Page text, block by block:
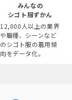
みんなの
シゴト服ずかん
12,000人以上の業界
や職種、シーンなど
のシゴト服の着用傾
向をデータ化。